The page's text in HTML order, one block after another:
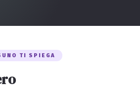
TI SPIEGA